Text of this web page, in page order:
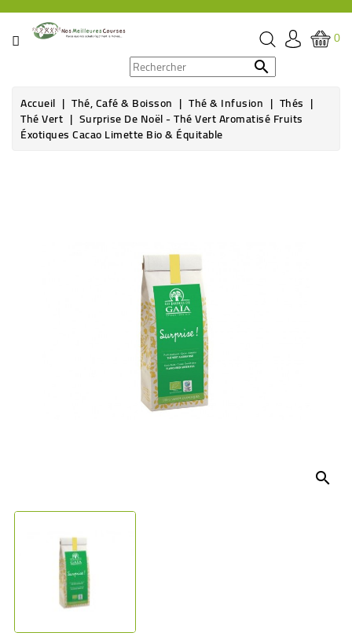
CATÉGORIE
ÉPICERIE
0

Accueil Thé, Café & Boisson Thé & Infusion Thés
Thé Vert Surprise De Noël - Thé Vert Aromatisé Fruits
Éxotiques Cacao Limette Bio & Équitable
search